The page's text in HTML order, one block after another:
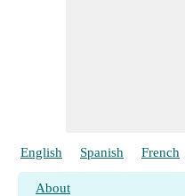
English Spanish French
About